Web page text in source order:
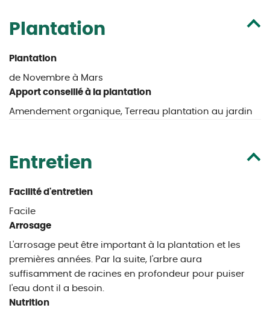
Plantation
Plantation
de Novembre à Mars
Apport conseillé à la plantation
Amendement organique, Terreau plantation au jardin
Entretien
Facilité d'entretien
Facile
Arrosage
L'arrosage peut être important à la plantation et les
premières années. Par la suite, l'arbre aura
suffisamment de racines en profondeur pour puiser
l'eau dont il a besoin.
Nutrition